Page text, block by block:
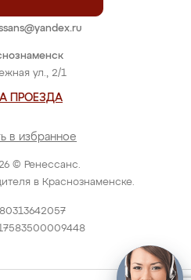
© Ренессанс.
в Краснознаменске.
ул., 2/1
ПРОЕЗДА
в избранное